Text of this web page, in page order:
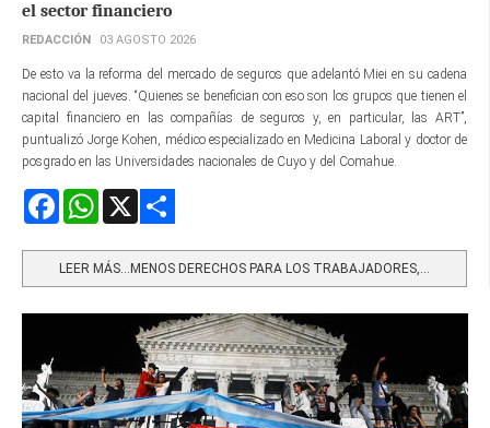
el sector financiero
REDACCIÓN 03 AGOSTO 2026
De esto va la reforma del mercado de seguros que adelantó Miei en su cadena
nacional del jueves. “Quienes se benefician con eso son los grupos que tienen el
capital financiero en las compañías de seguros y, en particular, las ART”,
puntualizó Jorge Kohen, médico especializado en Medicina Laboral y doctor de
posgrado en las Universidades nacionales de Cuyo y del Comahue.
FacebookWhatsApp
LEER MÁS…MENOS DERECHOS PARA LOS TRABAJADORES,...